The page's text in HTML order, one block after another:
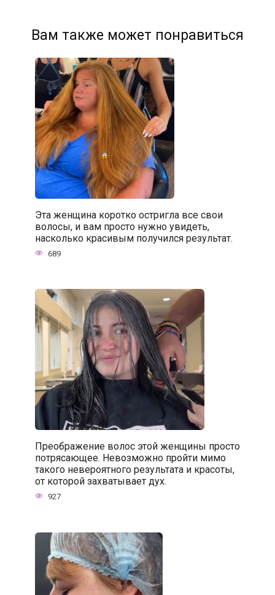
Вам также может понравиться
Эта женщина коротко остригла все свои
волосы, и вам просто нужно увидеть,
насколько красивым получился результат.
689
Преображение волос этой женщины просто
потрясающее. Невозможно пройти мимо
такого невероятного результата и красоты,
от которой захватывает дух.
927